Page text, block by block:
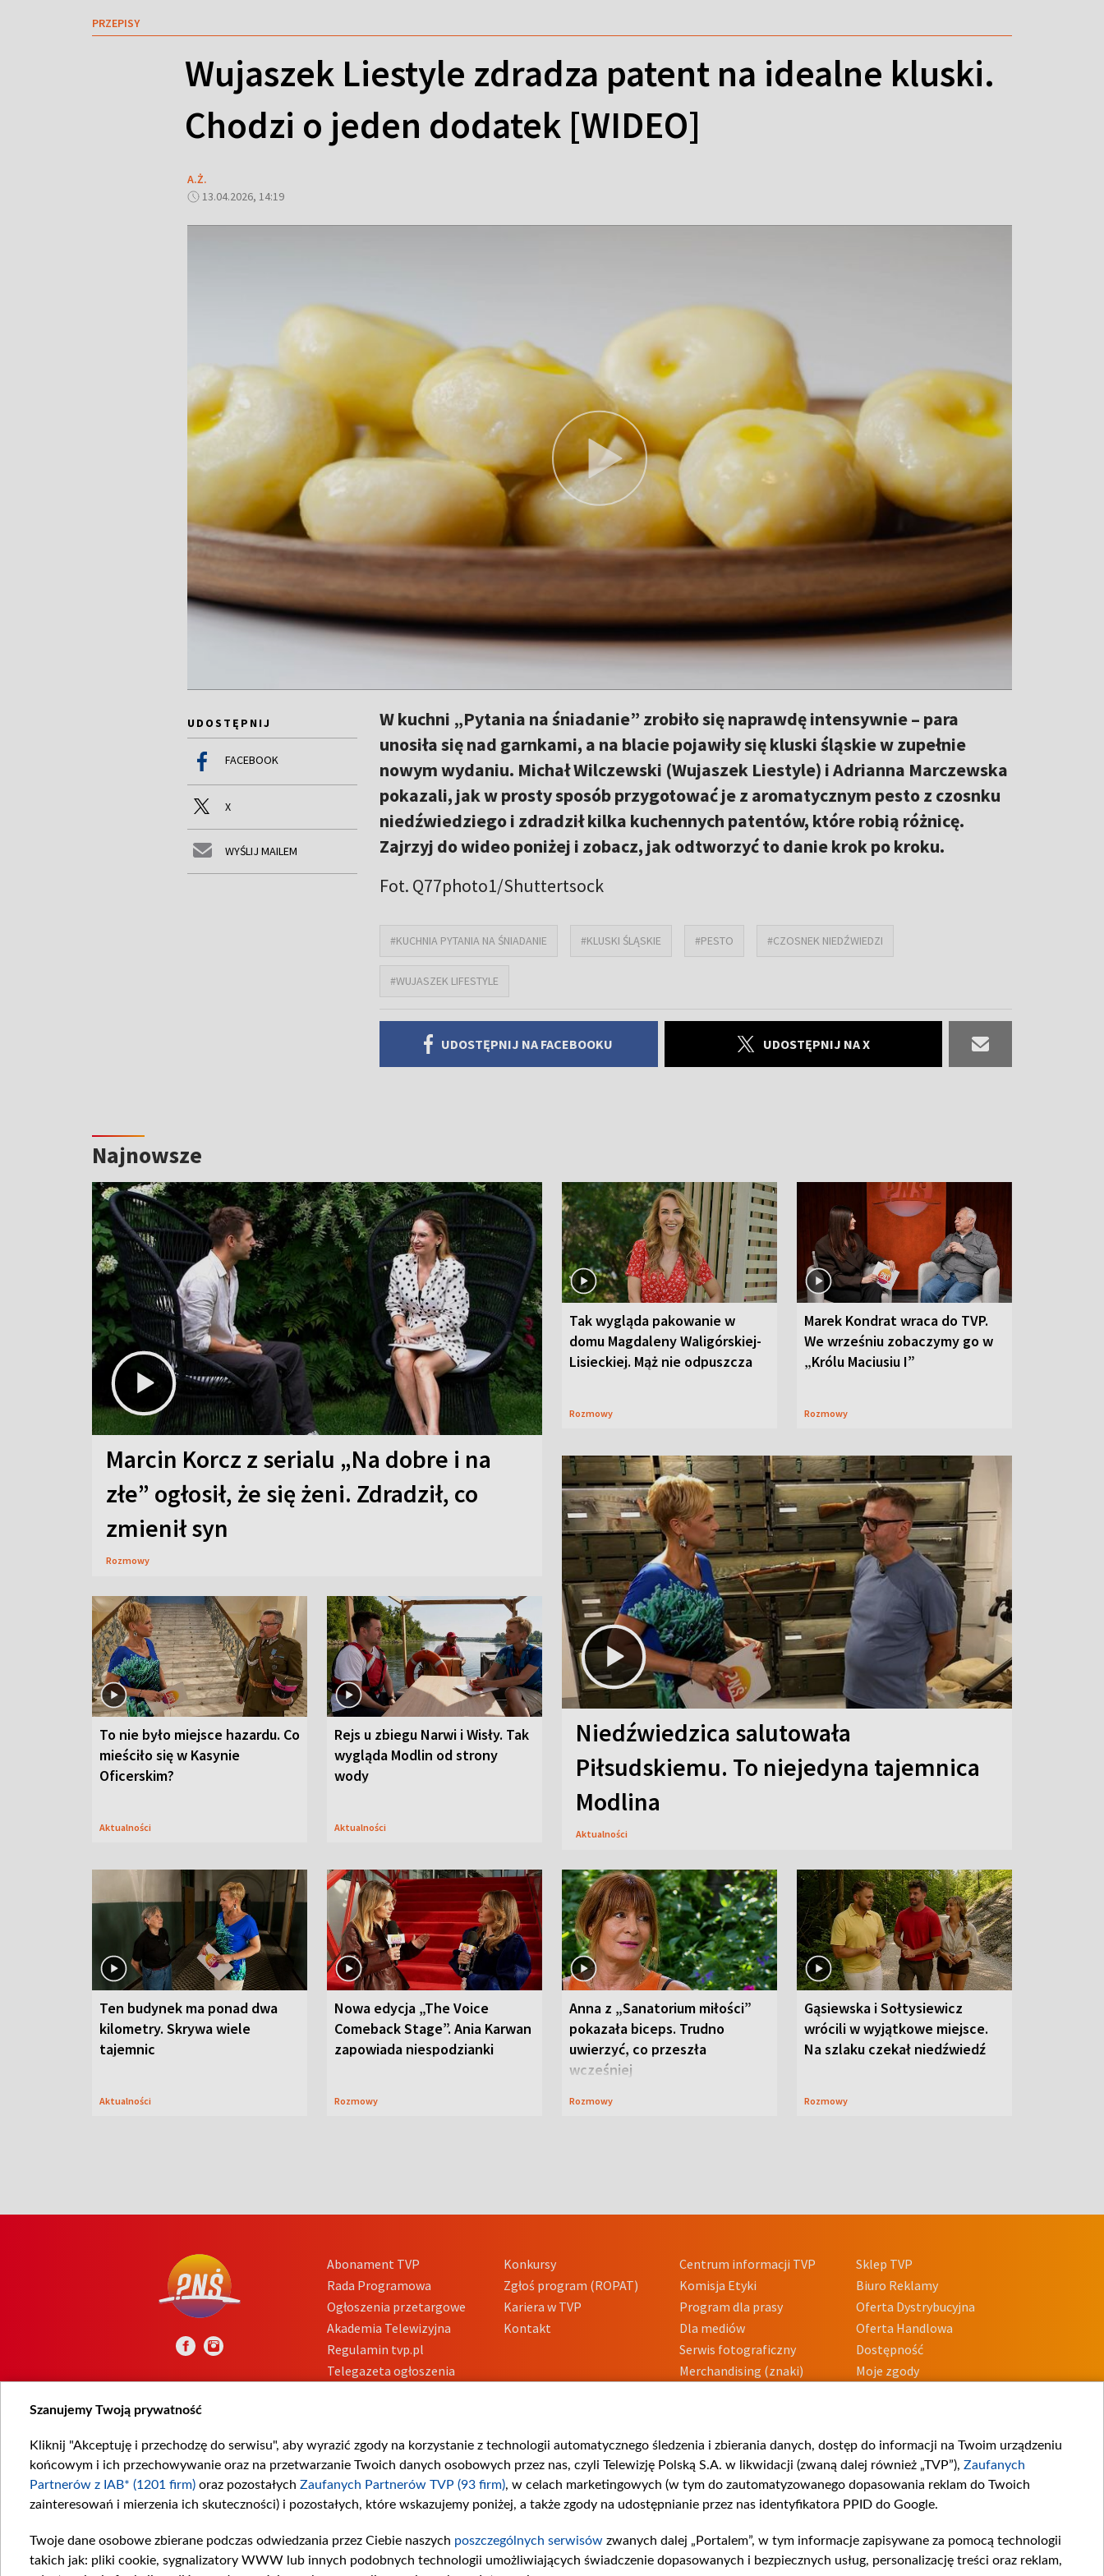
PRZEPISY
Wujaszek Liestyle zdradza patent na idealne kluski.
Chodzi o jeden dodatek [WIDEO]
A.Ż.
13.04.2026, 14:19
UDOSTĘPNIJ
FACEBOOK
X
WYŚLIJ MAILEM
W kuchni „Pytania na śniadanie” zrobiło się naprawdę intensywnie – para
unosiła się nad garnkami, a na blacie pojawiły się kluski śląskie w zupełnie
nowym wydaniu. Michał Wilczewski (Wujaszek Liestyle) i Adrianna Marczewska
pokazali, jak w prosty sposób przygotować je z aromatycznym pesto z czosnku
niedźwiedziego i zdradził kilka kuchennych patentów, które robią różnicę.
Zajrzyj do wideo poniżej i zobacz, jak odtworzyć to danie krok po kroku.
Fot. Q77photo1/Shuttertsock
#KUCHNIA PYTANIA NA ŚNIADANIE #KLUSKI ŚLĄSKIE #PESTO #CZOSNEK NIEDŹWIEDZI
#WUJASZEK LIFESTYLE
UDOSTĘPNIJ NA FACEBOOKU UDOSTĘPNIJ NA X
Najnowsze
Marcin Korcz z serialu „Na dobre i na
złe” ogłosił, że się żeni. Zdradził, co
zmienił syn
Rozmowy
Tak wygląda pakowanie w
domu Magdaleny Waligórskiej-
Lisieckiej. Mąż nie odpuszcza
Rozmowy
Marek Kondrat wraca do TVP.
We wrześniu zobaczymy go w
„Królu Maciusiu I”
Rozmowy
To nie było miejsce hazardu. Co
mieściło się w Kasynie
Oficerskim?
Aktualności
Rejs u zbiegu Narwi i Wisły. Tak
wygląda Modlin od strony
wody
Aktualności
Niedźwiedzica salutowała
Piłsudskiemu. To niejedyna tajemnica
Modlina
Aktualności
Ten budynek ma ponad dwa
kilometry. Skrywa wiele
tajemnic
Aktualności
Nowa edycja „The Voice
Comeback Stage”. Ania Karwan
zapowiada niespodzianki
Rozmowy
Anna z „Sanatorium miłości”
pokazała biceps. Trudno
uwierzyć, co przeszła
wcześniej
Rozmowy
Gąsiewska i Sołtysiewicz
wrócili w wyjątkowe miejsce.
Na szlaku czekał niedźwiedź
Rozmowy
Abonament TVP
Rada Programowa
Ogłoszenia przetargowe
Akademia Telewizyjna
Regulamin tvp.pl
Telegazeta ogłoszenia
Konkursy
Zgłoś program (ROPAT)
Kariera w TVP
Kontakt
Centrum informacji TVP
Komisja Etyki
Program dla prasy
Dla mediów
Serwis fotograficzny
Merchandising (znaki)
Sklep TVP
Biuro Reklamy
Oferta Dystrybucyjna
Oferta Handlowa
Dostępność
Moje zgody
Szanujemy Twoją prywatność
Kliknij "Akceptuję i przechodzę do serwisu", aby wyrazić zgody na korzystanie z technologii automatycznego śledzenia i zbierania danych, dostęp do informacji na Twoim urządzeniu
końcowym i ich przechowywanie oraz na przetwarzanie Twoich danych osobowych przez nas, czyli Telewizję Polską S.A. w likwidacji (zwaną dalej również „TVP”), Zaufanych
Partnerów z IAB* (1201 firm) oraz pozostałych Zaufanych Partnerów TVP (93 firm), w celach marketingowych (w tym do zautomatyzowanego dopasowania reklam do Twoich
zainteresowań i mierzenia ich skuteczności) i pozostałych, które wskazujemy poniżej, a także zgody na udostępnianie przez nas identyfikatora PPID do Google.
Twoje dane osobowe zbierane podczas odwiedzania przez Ciebie naszych poszczególnych serwisów zwanych dalej „Portalem”, w tym informacje zapisywane za pomocą technologii
takich jak: pliki cookie, sygnalizatory WWW lub innych podobnych technologii umożliwiających świadczenie dopasowanych i bezpiecznych usług, personalizację treści oraz reklam,